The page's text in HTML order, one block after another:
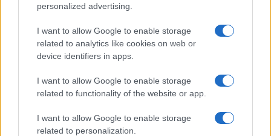
personalized advertising.
I want to allow Google to enable storage
related to analytics like cookies on web or
device identifiers in apps.
I want to allow Google to enable storage
related to functionality of the website or app.
I want to allow Google to enable storage
related to personalization.
Euro Gsm
232.000 Ft (új)
Xiaomi 15T Pro